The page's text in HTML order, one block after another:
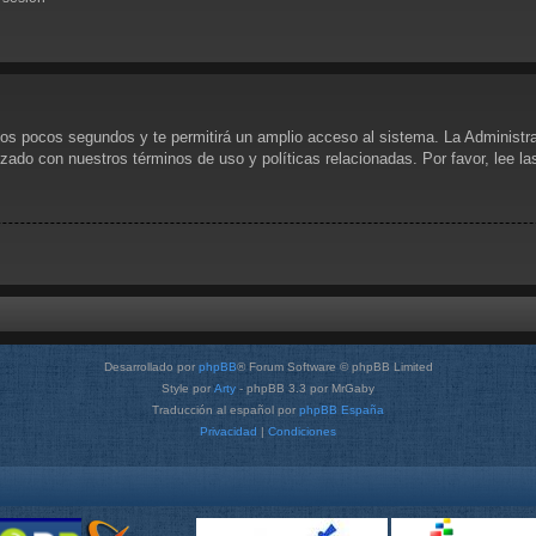
pocos segundos y te permitirá un amplio acceso al sistema. La
con nuestros términos de uso y políticas relacionadas. Por favor, lee
Desarrollado por phpBB® Forum Software © phpBB Limited
Style por Arty - phpBB 3.3 por MrGaby
Traducción al español por phpBB España
Privacidad | Condiciones